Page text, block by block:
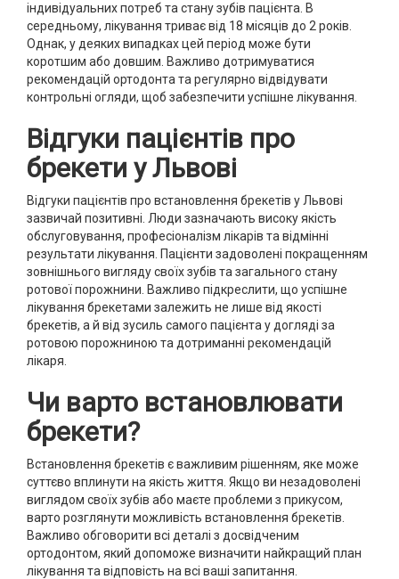
індивідуальних потреб та стану зубів пацієнта. В
середньому, лікування триває від 18 місяців до 2 років.
Однак, у деяких випадках цей період може бути
коротшим або довшим. Важливо дотримуватися
рекомендацій ортодонта та регулярно відвідувати
контрольні огляди, щоб забезпечити успішне лікування.
Відгуки пацієнтів про
брекети у Львові
Відгуки пацієнтів про встановлення брекетів у Львові
зазвичай позитивні. Люди зазначають високу якість
обслуговування, професіоналізм лікарів та відмінні
результати лікування. Пацієнти задоволені покращенням
зовнішнього вигляду своїх зубів та загального стану
ротової порожнини. Важливо підкреслити, що успішне
лікування брекетами залежить не лише від якості
брекетів, а й від зусиль самого пацієнта у догляді за
ротовою порожниною та дотриманні рекомендацій
лікаря.
Чи варто встановлювати
брекети?
Встановлення брекетів є важливим рішенням, яке може
суттєво вплинути на якість життя. Якщо ви незадоволені
виглядом своїх зубів або маєте проблеми з прикусом,
варто розглянути можливість встановлення брекетів.
Важливо обговорити всі деталі з досвідченим
ортодонтом, який допоможе визначити найкращий план
лікування та відповість на всі ваші запитання.